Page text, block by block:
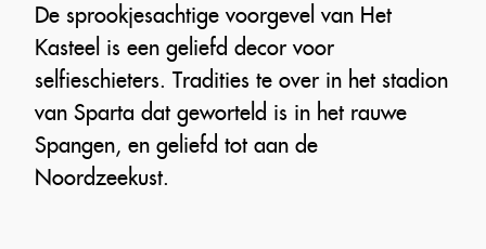
De sprookjesachtige voorgevel van Het
Kasteel is een geliefd decor voor
selfieschieters. Tradities te over in het stadion
van Sparta dat geworteld is in het rauwe
Spangen, en geliefd tot aan de
Noordzeekust.